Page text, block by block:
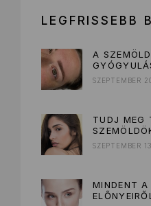
LEGFRISSEBB
A
SZEPTEMBER
TUDJ MEG
SZEPTEMBER
MINDENT